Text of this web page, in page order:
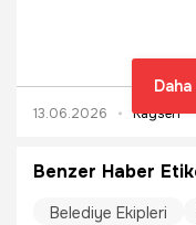
13.06.2026 Kayseri
Benzer Haber
Belediye Ekipleri